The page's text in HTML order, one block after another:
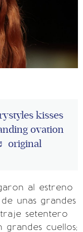
kisses
ovation
original
al estreno
unas grandes
setentero
cuellos;